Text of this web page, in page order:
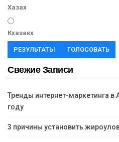
Хазах
Кхазакх
РЕЗУЛЬТАТЫ ГОЛОСОВАТЬ
Свежие Записи
Тренды интернет-маркетинга в
году
3 причины установить